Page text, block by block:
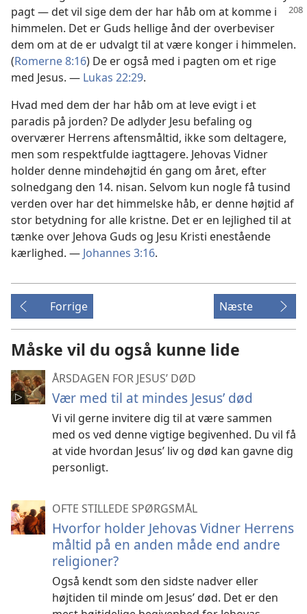
pagt— det vil sige dem der har håb om at komme i
himmelen. Det er Guds hellige ånd der overbeviser
dem om at de er udvalgt til at være konger i himmelen.
(Romerne 8:16) De er også med i pagten om et rige
med Jesus. — Lukas 22:29.
Hvad med dem der har håb om at leve evigt i et
paradis på jorden? De adlyder Jesu befaling og
overværer Herrens aftensmåltid, ikke som deltagere,
men som respektfulde iagttagere. Jehovas Vidner
holder denne mindehøjtid én gang om året, efter
solnedgang den 14. nisan. Selvom kun nogle få tusind
verden over har det himmelske håb, er denne højtid af
stor betydning for alle kristne. Det er en lejlighed til at
tænke over Jehova Guds og Jesu Kristi enestående
kærlighed. — Johannes 3:16.
Forrige Næste
Måske vil du også kunne lide
ÅRSDAGEN FOR JESUS’ DØD
Vær med til at mindes Jesus’ død
Vi vil gerne invitere dig til at være sammen
med os ved denne vigtige begivenhed. Du vil få
at vide hvordan Jesus’ liv og død kan gavne dig
personligt.
OFTE STILLEDE SPØRGSMÅL
Hvorfor holder Jehovas Vidner Herrens
måltid på en anden måde end andre
religioner?
Også kendt som den sidste nadver eller
højtiden til minde om Jesus’ død. Det er den